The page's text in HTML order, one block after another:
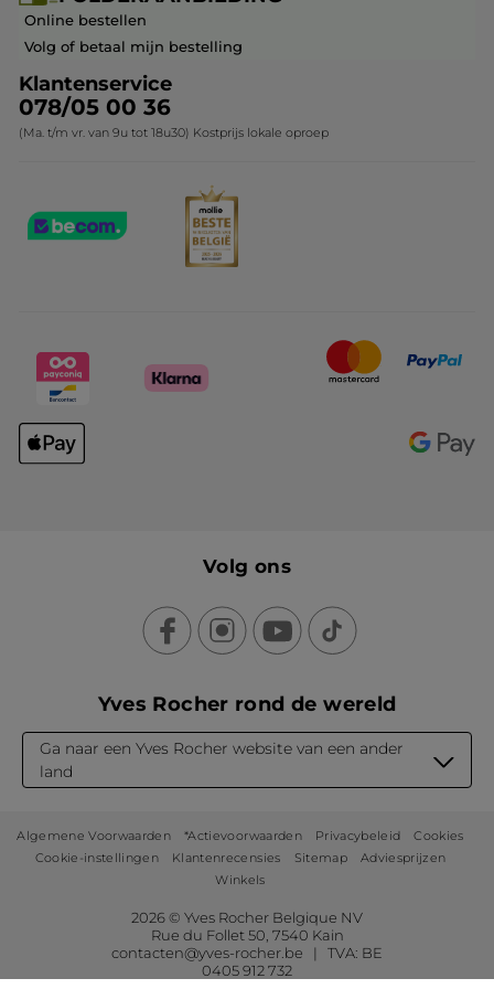
Kerstcollectie
Veelgestelde vragen
Contact opnemen
Franchisenemer of bedrijfsleider worden
Online bestellen
Volg of betaal mijn bestelling
Klantenservice
078/05 00 36
(Ma. t/m vr. van 9u tot 18u30) Kostprijs lokale oproep
Volg ons
Yves Rocher rond de wereld
Ga naar een Yves Rocher website van een ander
land
Algemene Voorwaarden *Actievoorwaarden Privacybeleid
Cookies
Cookie-instellingen
Klantenrecensies Sitemap
Adviesprijzen
Winkels
2026 © Yves Rocher Belgique NV
Rue du Follet 50, 7540 Kain
contacten@yves-rocher.be | TVA: BE
0405 912 732